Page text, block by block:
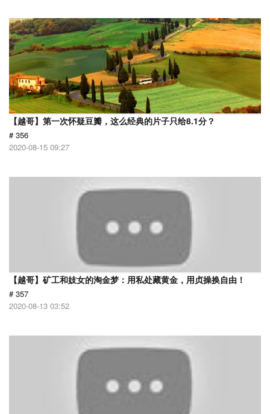
【越哥】第一次怀疑豆瓣，这么经典的片子只给8.1分？
# 356
2020-08-15 09:27
【越哥】矿工和妓女的淘金梦：用私处藏黄金，用贞操换自由！
# 357
2020-08-13 03:52